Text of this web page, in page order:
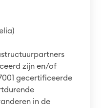
zijn en/of
gecertificeerde
in de